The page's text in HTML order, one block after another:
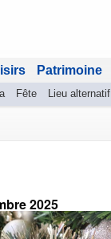
Fête Lieu alternatif
Patrimoine
2025